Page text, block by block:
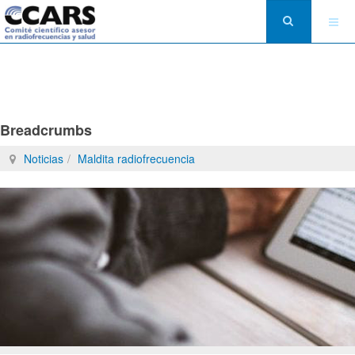
Breadcrumbs
Noticias Maldita radiofrecuencia